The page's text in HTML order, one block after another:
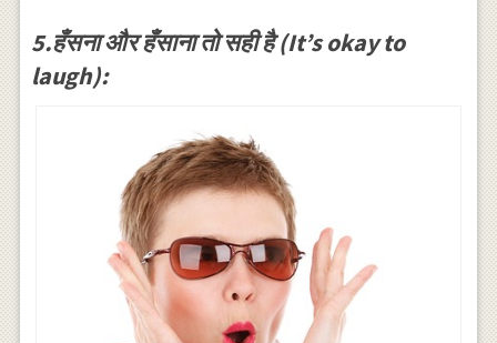
5.हँसना और हँसाना तो सही है (It’s okay to
laugh):